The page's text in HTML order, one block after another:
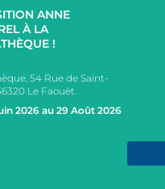
ANNE
À LA
!
54 Rue de Saint-
Le Faouët.
2026 au 29 Août 2026